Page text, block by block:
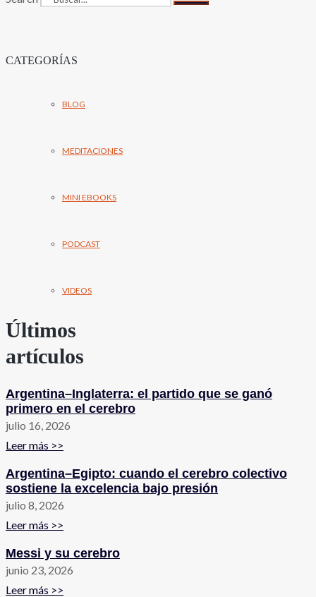
CATEGORÍAS
BLOG
MEDITACIONES
MINI EBOOKS
PODCAST
VIDEOS
Últimos
artículos
Argentina–Inglaterra: el partido que se ganó
primero en el cerebro
julio 16, 2026
Leer más >>
Argentina–Egipto: cuando el cerebro colectivo
sostiene la excelencia bajo presión
julio 8, 2026
Leer más >>
Messi y su cerebro
junio 23, 2026
Leer más >>